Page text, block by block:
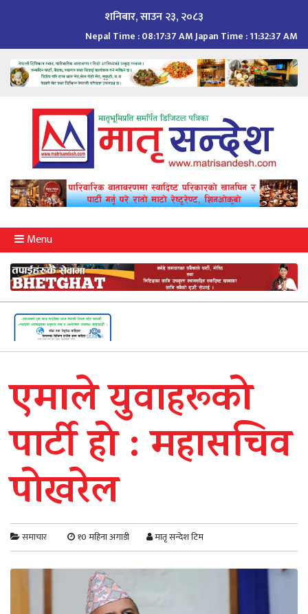
शनिबार, साउन २३, २०८३
Nepal Time :08:17:38 AMJapan Time :11:32:38 AM
Menu
एमाले युवाहरूको
पार्टी हो : महासचिव
पोखरेल
समाचार १0 महिना अगाडी मातृ सन्देश टिम